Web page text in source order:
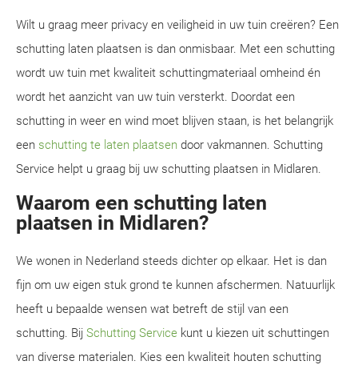
Wilt u graag meer privacy en veiligheid in uw tuin creëren? Een
schutting laten plaatsen is dan onmisbaar. Met een schutting
wordt uw tuin met kwaliteit schuttingmateriaal omheind én
wordt het aanzicht van uw tuin versterkt. Doordat een
schutting in weer en wind moet blijven staan, is het belangrijk
een schutting te laten plaatsen door vakmannen. Schutting
Service helpt u graag bij uw schutting plaatsen in Midlaren.
Waarom een schutting laten
plaatsen in Midlaren?
We wonen in Nederland steeds dichter op elkaar. Het is dan
fijn om uw eigen stuk grond te kunnen afschermen. Natuurlijk
heeft u bepaalde wensen wat betreft de stijl van een
schutting. Bij Schutting Service kunt u kiezen uit schuttingen
van diverse materialen. Kies een kwaliteit houten schutting